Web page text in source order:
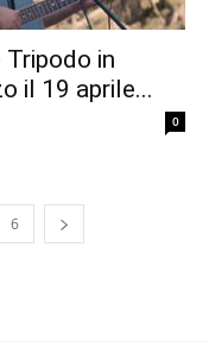
in
il 19 aprile...
0
6